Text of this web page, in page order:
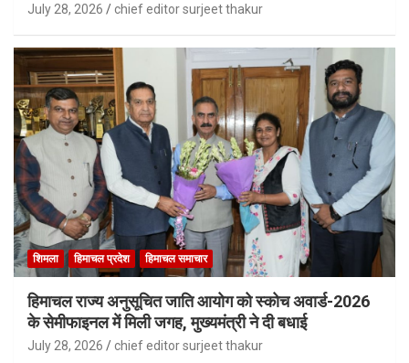
July 28, 2026 chief editor surjeet thakur
शिमला हिमाचल प्रदेश हिमाचल समाचार
हिमाचल राज्य अनुसूचित जाति आयोग को स्कोच अवार्ड-2026
के सेमीफाइनल में मिली जगह, मुख्यमंत्री ने दी बधाई
July 28, 2026 chief editor surjeet thakur